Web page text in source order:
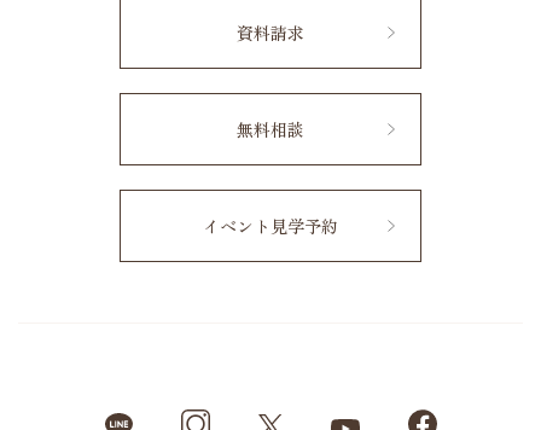
資料請求
無料相談
イベント見学予約